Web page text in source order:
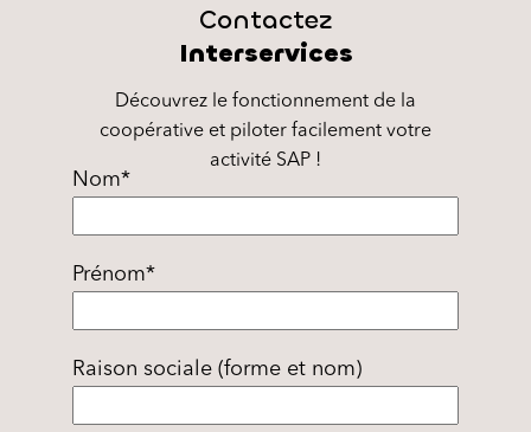
Contactez
Interservices
Découvrez le fonctionnement de la
coopérative et piloter facilement votre
activité SAP !
Nom*
Prénom*
Raison sociale (forme et nom)